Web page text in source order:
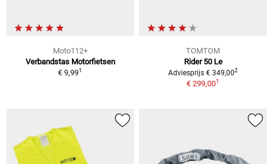
Moto112+
Verbandstas Motorfietsen
€ 9,991
TOMTOM
Rider 50 Le
Adviesprijs € 349,002
€ 299,001